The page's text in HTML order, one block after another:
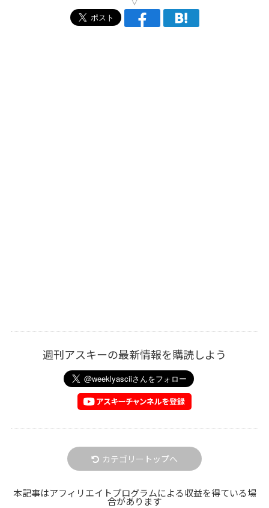
週刊アスキーの最新情報を購読しよう
カテゴリートップへ
本記事はアフィリエイトプログラムによる収益を得ている場
合があります